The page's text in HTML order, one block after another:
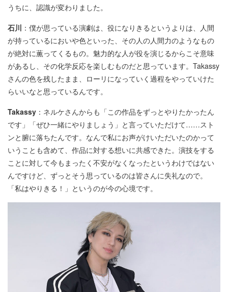
うちに、認識が変わりました。
石川 ：僕が思っている演劇は、役になりきるというよりは、人間
が持っているにおいや色といった、その人の人間力のようなもの
が絶対に薫ってくるもの。魅力的な人が役を演じるからこそ意味
があるし、その化学反応を楽しむものだと思っています。Takassy
さんの色を残したまま、ローリになっていく過程をやっていけた
らいいなと思っているんです。
Takassy ：ネルケさんからも「この作品をずっとやりたかったん
です」「ぜひ一緒にやりましょう」と言っていただけて……スト
ンと腑に落ちたんです。なんで私にお声がけいただいたのかって
いうことも含めて、作品に対する想いに共感できた。演技をする
ことに対して今もまったく不安がなくなったというわけではない
んですけど、ずっとそう思っているのは皆さんに失礼なので。
「私はやりきる！」というのが今の心境です。